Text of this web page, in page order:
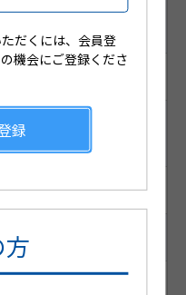
ード
ード
ード）
ード）
だくには、会員登
機会にご登録くださ
録